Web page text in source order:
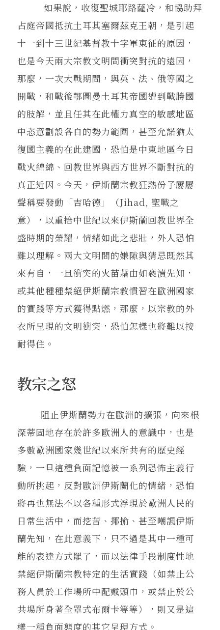
如果說，收復聖城耶路薩冷，和協助拜
占庭帝國抵抗土耳其塞爾茲克王朝，是引起
十一到十三世紀基督教十字軍東征的原因，
也是今天兩大宗教文明間衝突對抗的遠因，
那麼，一次大戰期間，與英、法、俄等國之
開戰，和戰後鄂圖曼土耳其帝國遭到戰勝國
的肢解，並且任其在此權力真空的敏感地區
中恣意劃設各自的勢力範圍，甚至允諾猶太
復國主義的在此建國，恐怕是中東地區今日
戰火綿綿、回教世界與西方世界不斷對抗的
真正近因。今天，伊斯蘭宗教狂熱份子屢屢
聲稱要發動「吉哈德」（Jihad, 聖戰之
意），以重拾中世紀以來伊斯蘭回教世界全
盛時期的榮耀，情緒如此之悲壯，外人恐怕
難以理解。兩大文明間的嫌隙與猜忌既然其
來有自，一旦衝突的火苗藉由如褻瀆先知，
或其他種種禁絕伊斯蘭宗教慣習在歐洲國家
的實踐等方式獲得點燃，那麼，以宗教的外
衣所呈現的文明衝突，恐怕怎樣也將難以按
耐得住。
教宗之怒
阻止伊斯蘭勢力在歐洲的擴張，向來根
深蒂固地存在於許多歐洲人的意識中，也是
多數歐洲國家幾世紀以來所共有的歷史經
驗，一旦這種負面記憶被一系列恐怖主義行
動所挑起，反對歐洲伊斯蘭化的情緒，恐怕
將再也無法不以各種形式浮現於歐洲人民的
日常生活中，而挖苦、揶揄、甚至嘲諷伊斯
蘭先知，在此意義下，只不過是其中一種可
能的表達方式罷了，而以法律手段制度性地
禁絕伊斯蘭宗教特定的生活實踐（如禁止公
務人員於工作場所中配戴頭巾，或禁止於公
共場所身著全罩式布爾卡等等），則又是這
樣一種負面態度的其它呈現方式。